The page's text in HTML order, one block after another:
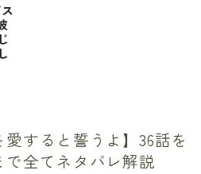
愛すると誓うよ】36話を
全てネタバレ解説